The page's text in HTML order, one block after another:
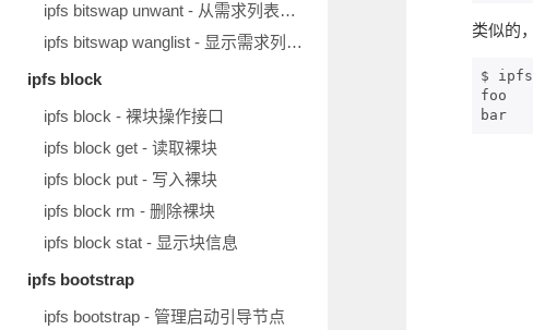
ipfs bitswap unwant - 从需求列表移除块
ipfs bitswap wanglist - 显示需求列表中的块
ipfs block
ipfs block - 裸块操作接口
ipfs block get - 读取裸块
ipfs block put - 写入裸块
ipfs block rm - 删除裸块
ipfs block stat - 显示块信息
ipfs bootstrap
ipfs bootstrap - 管理启动引导节点
类似的
$
foo
bar